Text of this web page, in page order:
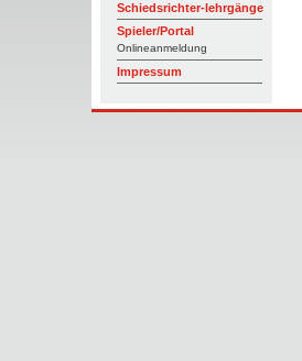
Schiedsrichter-lehrgänge
Spieler/Portal
Onlineanmeldung
Impressum